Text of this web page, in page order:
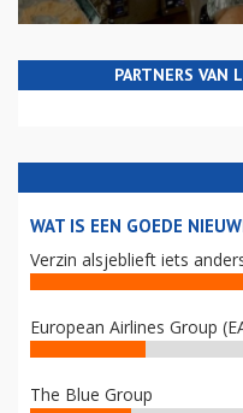
PARTNERS VAN
WAT IS EEN GOEDE
Verzin alsjeblieft iets
European Airlines Group
The Blue Group